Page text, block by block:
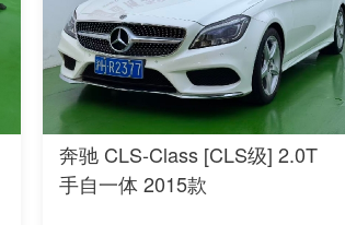
奔驰 CLS-Class [CLS级] 2.0T
手自一体 2015款